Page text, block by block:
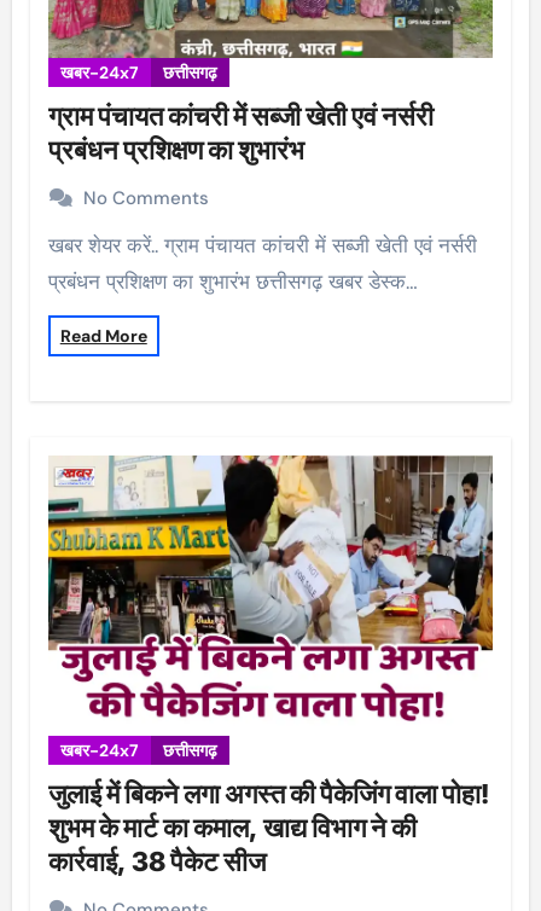
खबर-24x7 छत्तीसगढ़
ग्राम पंचायत कांचरी में सब्जी खेती एवं नर्सरी
प्रबंधन प्रशिक्षण का शुभारंभ
No Comments
खबर शेयर करें.. ग्राम पंचायत कांचरी में सब्जी खेती एवं नर्सरी
प्रबंधन प्रशिक्षण का शुभारंभ छत्तीसगढ़ खबर डेस्क…
Read More
खबर-24x7 छत्तीसगढ़
जुलाई में बिकने लगा अगस्त की पैकेजिंग वाला पोहा!
शुभम के मार्ट का कमाल, खाद्य विभाग ने की
कार्रवाई, 38 पैकेट सीज